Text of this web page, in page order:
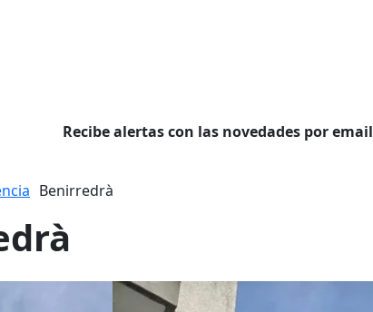
Recibe alertas con las novedades por email
Benirredrà